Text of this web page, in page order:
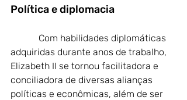
Política e diplomacia
adquiridas durante anos de trabalho,
Elizabeth II se tornou facilitadora e
conciliadora de diversas alianças
políticas e econômicas, além de ser